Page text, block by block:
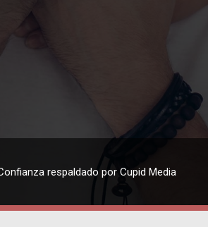
respaldado por Cupid Media